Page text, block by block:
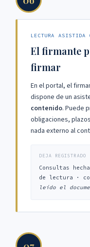
LECTURA ASISTIDA
El firmante
firmar
En el portal, el
dispone de un
contenido. Puede
obligaciones,
nada externo al
DEJA REGISTRADO
Consultas
de lectura ·
leído el